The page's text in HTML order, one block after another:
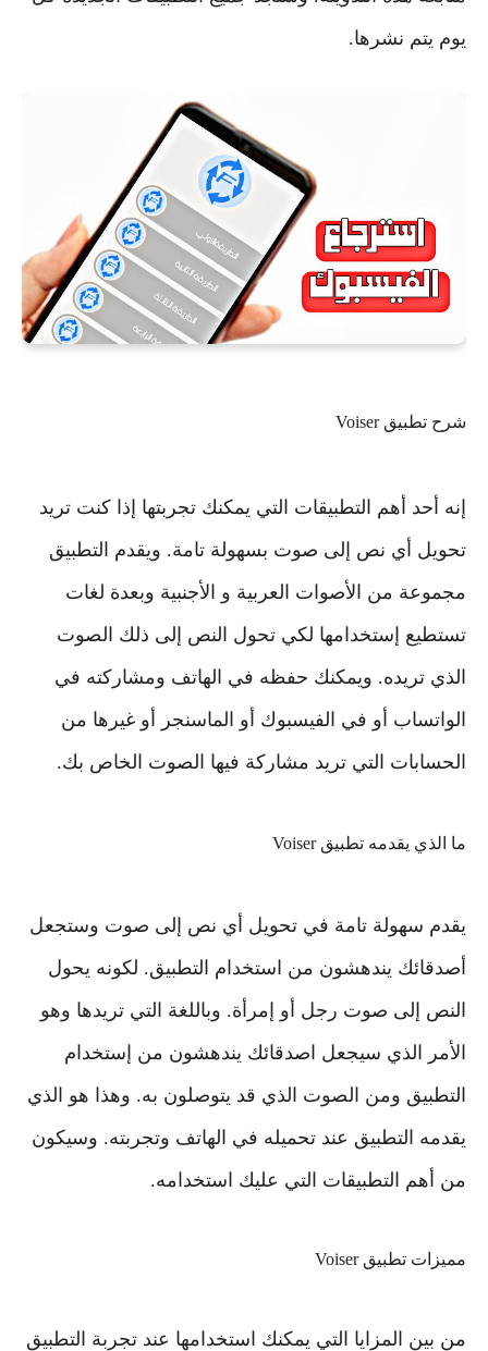
يوم يتم نشرها.
شرح تطبيق Voiser
إنه أحد أهم التطبيقات التي يمكنك تجربتها إذا كنت تريد
تحويل أي نص إلى صوت بسهولة تامة. ويقدم التطبيق
مجموعة من الأصوات العربية و الأجنبية وبعدة لغات
تستطيع إستخدامها لكي تحول النص إلى ذلك الصوت
الذي تريده. ويمكنك حفظه في الهاتف ومشاركته في
الواتساب أو في الفيسبوك أو الماسنجر أو غيرها من
الحسابات التي تريد مشاركة فيها الصوت الخاص بك.
ما الذي يقدمه تطبيق Voiser
يقدم سهولة تامة في تحويل أي نص إلى صوت وستجعل
أصدقائك يندهشون من استخدام التطبيق. لكونه يحول
النص إلى صوت رجل أو إمرأة. وباللغة التي تريدها وهو
الأمر الذي سيجعل اصدقائك يندهشون من إستخدام
التطبيق ومن الصوت الذي قد يتوصلون به. وهذا هو الذي
يقدمه التطبيق عند تحميله في الهاتف وتجربته. وسيكون
من أهم التطبيقات التي عليك استخدامه.
مميزات تطبيق Voiser
من بين المزايا التي يمكنك استخدامها عند تجربة التطبيق